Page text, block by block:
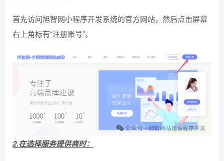
首先访问旭智网小程序开发系统的官方网站，然后点击屏幕
右上角标有“注册账号”。
2.在选择服务提供商时：